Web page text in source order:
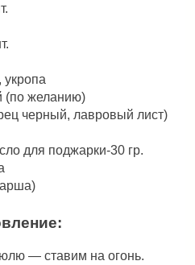
укропа
(по желанию)
черный, лавровый лист)
для поджарки-30 гр.
— ставим на огонь.